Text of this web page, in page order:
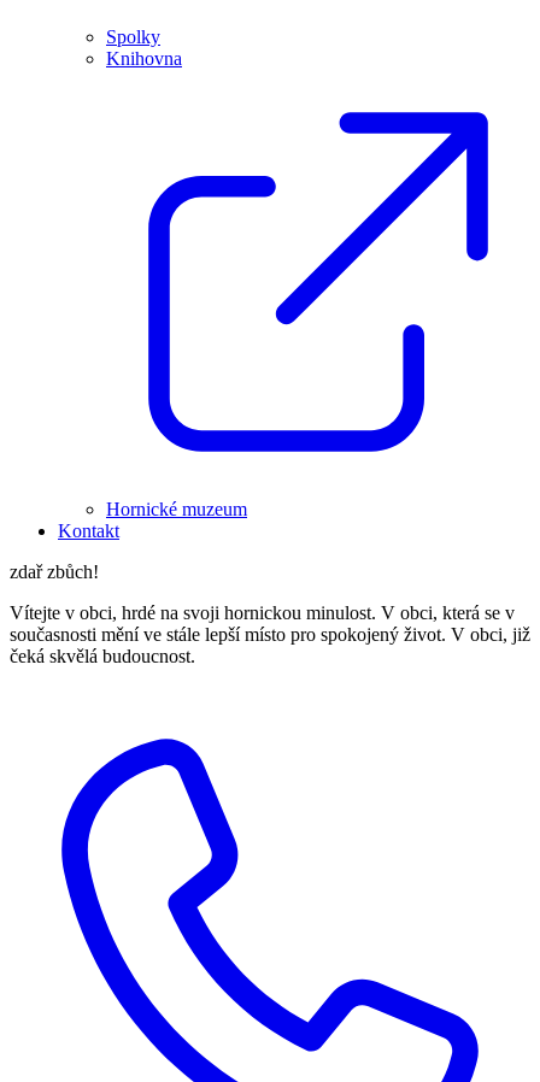
Spolky
Knihovna
Hornické muzeum
Kontakt
zdař zbůch!
Vítejte v obci, hrdé na svoji hornickou minulost. V obci, která se v
současnosti mění ve stále lepší místo pro spokojený život. V obci, již
čeká skvělá budoucnost.